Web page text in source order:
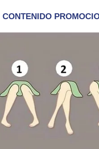
SER STORM EN EL